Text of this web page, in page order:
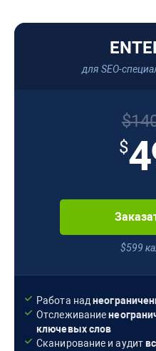
для SEO-
$
$599
Работа над
Отслеживание
ключевых слов
Сканирование и аудит